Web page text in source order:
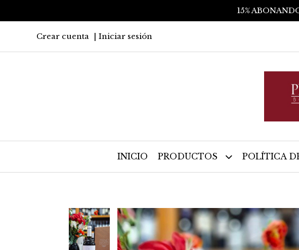
15%
Crear cuenta Iniciar sesión
INICIO PRODUCTOS POLÍTICA